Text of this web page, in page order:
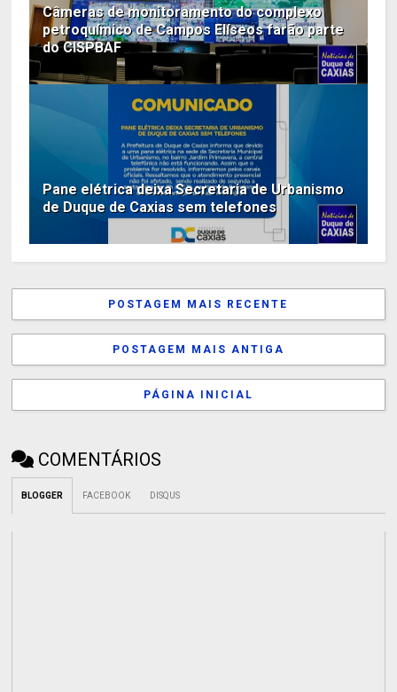
Câmeras de monitoramento do complexo
petroquímico de Campos Elíseos farão parte
do CISPBAF
Pane elétrica deixa Secretaria de Urbanismo
de Duque de Caxias sem telefones
POSTAGEM MAIS RECENTE
POSTAGEM MAIS ANTIGA
PÁGINA INICIAL
COMENTÁRIOS
BLOGGER FACEBOOK DISQUS